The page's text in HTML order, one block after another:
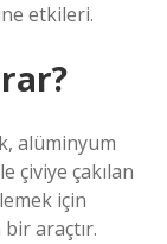
etkileri.
alüminyum
çiviye çakılan
için
araçtır.